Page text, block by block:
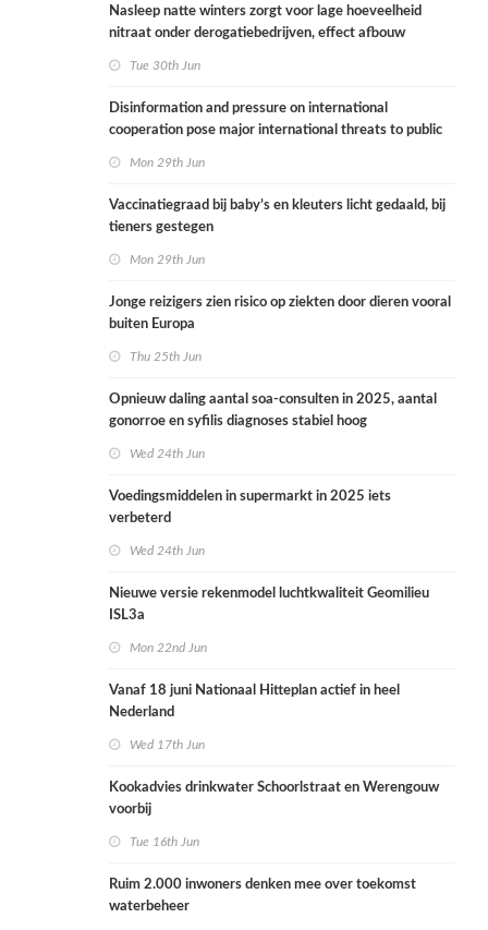
Nasleep natte winters zorgt voor lage hoeveelheid
nitraat onder derogatiebedrijven, effect afbouw
Tue 30th Jun
Disinformation and pressure on international
cooperation pose major international threats to public
Mon 29th Jun
Vaccinatiegraad bij baby’s en kleuters licht gedaald, bij
tieners gestegen
Mon 29th Jun
Jonge reizigers zien risico op ziekten door dieren vooral
buiten Europa
Thu 25th Jun
Opnieuw daling aantal soa-consulten in 2025, aantal
gonorroe en syfilis diagnoses stabiel hoog
Wed 24th Jun
Voedingsmiddelen in supermarkt in 2025 iets
verbeterd
Wed 24th Jun
Nieuwe versie rekenmodel luchtkwaliteit Geomilieu
ISL3a
Mon 22nd Jun
Vanaf 18 juni Nationaal Hitteplan actief in heel
Nederland
Wed 17th Jun
Kookadvies drinkwater Schoorlstraat en Werengouw
voorbij
Tue 16th Jun
Ruim 2.000 inwoners denken mee over toekomst
waterbeheer